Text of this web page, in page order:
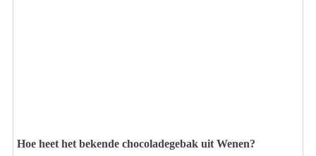
Hoe heet het bekende chocoladegebak uit Wenen?